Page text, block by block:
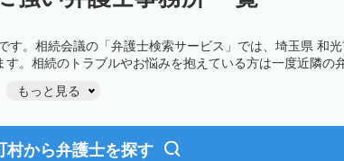
。相続会議の「弁護士検索サービス」では、埼玉県 和
。相続のトラブルやお悩みを抱えている方は一度近隣の
もっと見る
村から弁護士を探す